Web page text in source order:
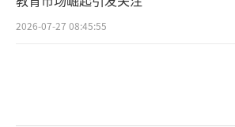
2026-07-27 08:45:55